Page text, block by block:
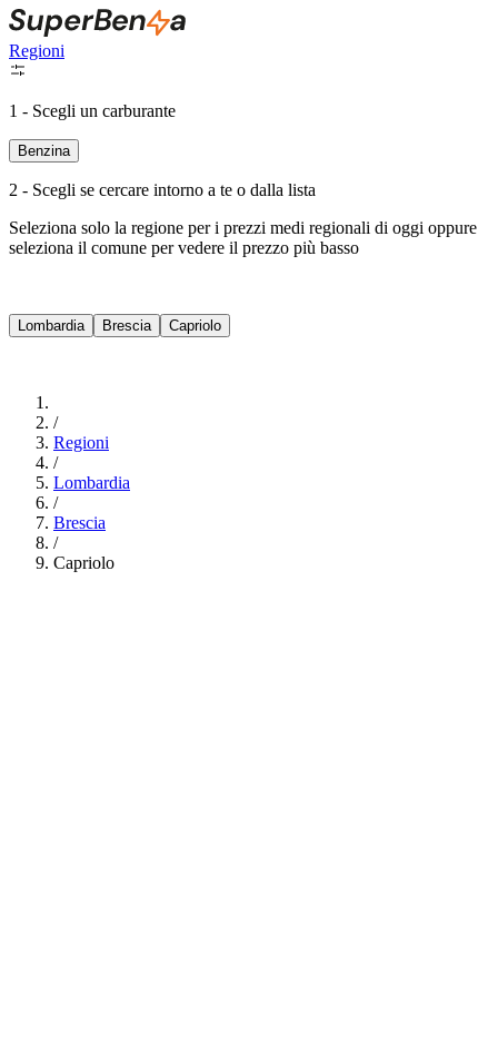
Regioni
1 - Scegli un carburante
Benzina
2 - Scegli se cercare intorno a te o dalla lista
Seleziona solo la regione per i prezzi medi regionali di oggi oppure
seleziona il comune per vedere il prezzo più basso
Lombardia Brescia Capriolo
/
Regioni
/
Lombardia
/
Brescia
/
Capriolo